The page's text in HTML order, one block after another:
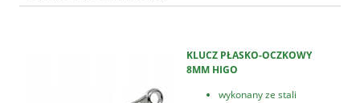
KLUCZ PŁASKO-OCZKOWY
8MM HIGO
wykonany ze stali